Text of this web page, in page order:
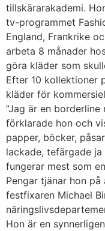
tillskärarakademi.
tv-programmet
England, Frankrike
arbeta 8 månader
göra kläder som
Efter 10 kollektioner
kläder för
”Jag är en borderline
förklarade hon och
papper, böcker,
lackade, tefärgade
fungerar mest som
Pengar tjänar hon
festfixaren Michael
Hon är en